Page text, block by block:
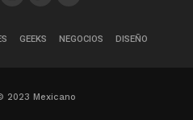
GEEKS NEGOCIOS DISEÑO
2023 Mexicano